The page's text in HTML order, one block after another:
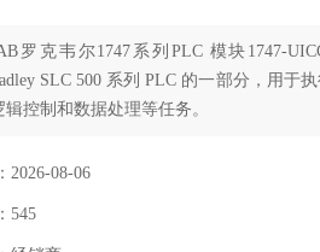
罗克韦尔1747系列PLC 模块1747-
SLC 500 系列 PLC 的一部分，用于
控制和数据处理等任务。
： 这个处理器模块的性能可能取决于具
2026-08-06
545